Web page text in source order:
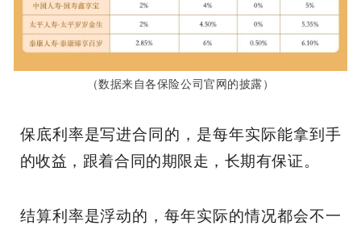
（数据来自各保险公司官网的披露）
保底利率是写进合同的，是每年实际能拿到手
的收益，跟着合同的期限走，长期有保证。
结算利率是浮动的，每年实际的情况都会不一